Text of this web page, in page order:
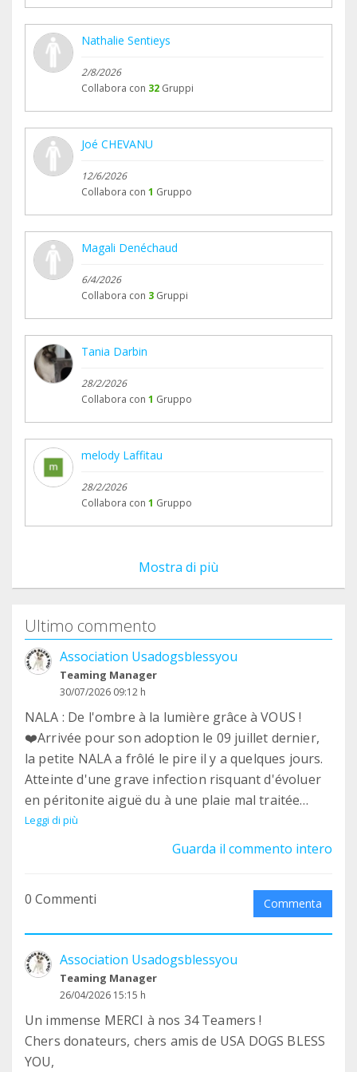
Nathalie Sentieys
2/8/2026
Collabora con 32 Gruppi
Joé CHEVANU
12/6/2026
Collabora con 1 Gruppo
Magali Denéchaud
6/4/2026
Collabora con 3 Gruppi
Tania Darbin
28/2/2026
Collabora con 1 Gruppo
melody Laffitau
28/2/2026
Collabora con 1 Gruppo
Mostra di più
Ultimo commento
Association Usadogsblessyou
Teaming Manager
30/07/2026 09:12 h
NALA : De l'ombre à la lumière grâce à VOUS !
❤️Arrivée pour son adoption le 09 juillet dernier,
la petite NALA a frôlé le pire il y a quelques jours.
Atteinte d'une grave infection risquant d'évoluer
en péritonite aiguë du à une plaie mal traitée
dans son pays d'origine, elle a dû être opérée en
extrême urgence. Une facture d'urgence de plus
pour la trésorerie de l'Association... Mais face à sa
VOIE DE GUERISON !
Grâce à la mobilisation des bénévoles de notre
un traitement lourd et une convalescence
surveillée de près chez son adoptante, notre
Leggi di più
Guarda il commento intero
0 Commenti Commenta
Association Usadogsblessyou
Teaming Manager
26/04/2026 15:15 h
Un immense MERCI à nos 34 Teamers !
Chers donateurs, chers amis de USA DOGS BLESS
YOU,